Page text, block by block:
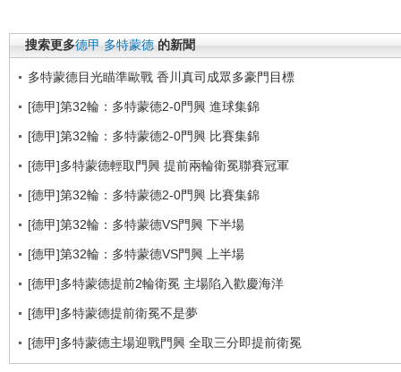
搜索更多德甲 多特蒙德 的新聞
多特蒙德目光瞄準歐戰 香川真司成眾多豪門目標
[德甲]第32輪：多特蒙德2-0門興 進球集錦
[德甲]第32輪：多特蒙德2-0門興 比賽集錦
[德甲]多特蒙德輕取門興 提前兩輪衛冕聯賽冠軍
[德甲]第32輪：多特蒙德2-0門興 比賽集錦
[德甲]第32輪：多特蒙德VS門興 下半場
[德甲]第32輪：多特蒙德VS門興 上半場
[德甲]多特蒙德提前2輪衛冕 主場陷入歡慶海洋
[德甲]多特蒙德提前衛冕不是夢
[德甲]多特蒙德主場迎戰門興 全取三分即提前衛冕